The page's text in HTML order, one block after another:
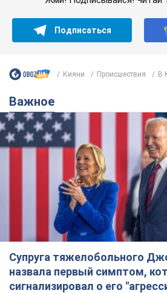
Подписаться
Кияни Происшествия В
Важное
Супруга тяжелобольного
назвала первый симптом,
сигнализировал о его